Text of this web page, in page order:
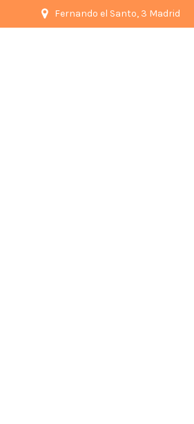
contenido
Fernando el Santo, 3 Madrid